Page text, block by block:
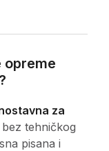
opreme
za
tehničkog
pisana i